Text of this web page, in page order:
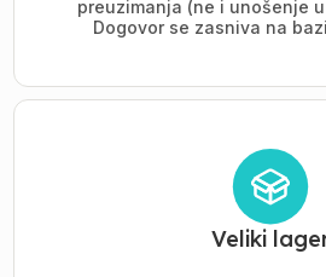
preuzimanja (ne i unošenje
Dogovor se zasniva na
Veliki